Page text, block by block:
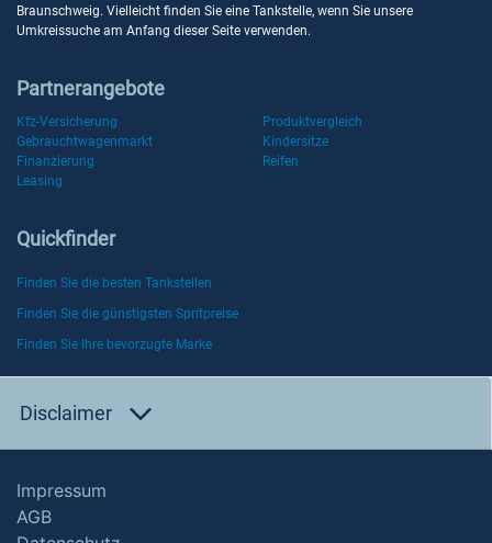
Braunschweig. Vielleicht finden Sie eine Tankstelle, wenn Sie unsere
Umkreissuche am Anfang dieser Seite verwenden.
Partnerangebote
Kfz-Versicherung
Produktvergleich
Gebrauchtwagenmarkt
Kindersitze
Finanzierung
Reifen
Leasing
Quickfinder
Finden Sie die besten Tankstellen
Finden Sie die günstigsten Spritpreise
Finden Sie Ihre bevorzugte Marke
Disclaimer
Impressum
AGB